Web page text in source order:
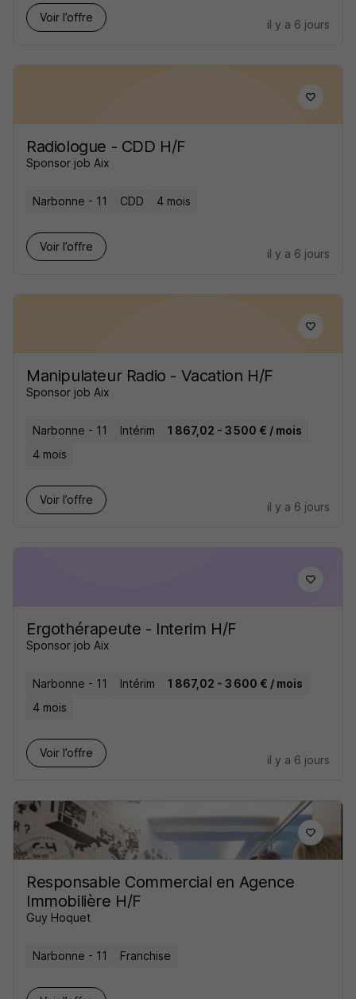
Voir l’offre
il y a 6 jours
Radiologue - CDD H/F
Sponsor job Aix
Narbonne - 11 CDD 4 mois
Voir l’offre
il y a 6 jours
Manipulateur Radio - Vacation H/F
Sponsor job Aix
Narbonne - 11 Intérim
1 867,02 - 3 500 € / mois
4 mois
Voir l’offre
il y a 6 jours
Ergothérapeute - Interim H/F
Sponsor job Aix
Narbonne - 11 Intérim
1 867,02 - 3 600 € / mois
4 mois
Voir l’offre
il y a 6 jours
Responsable Commercial en Agence
Immobilière H/F
Guy Hoquet
Narbonne - 11 Franchise